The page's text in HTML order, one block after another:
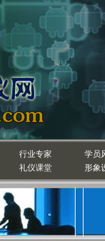
行业专家
学员
礼仪课堂 形象